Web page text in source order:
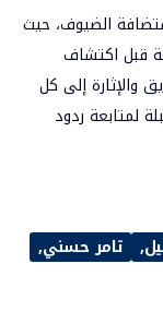
الضيوف، حيث
قبل اكتشاف
والإثارة إلى كل
لمتابعة ردود
تامر حسني